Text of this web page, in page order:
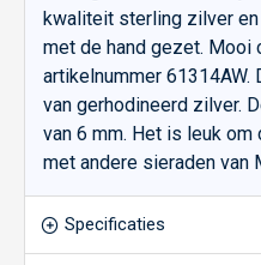
kwaliteit sterling zilver
met de hand gezet. Mooi
artikelnummer 61314AW.
van gerhodineerd zilver.
van 6 mm. Het is leuk
met andere sieraden van
Specificaties